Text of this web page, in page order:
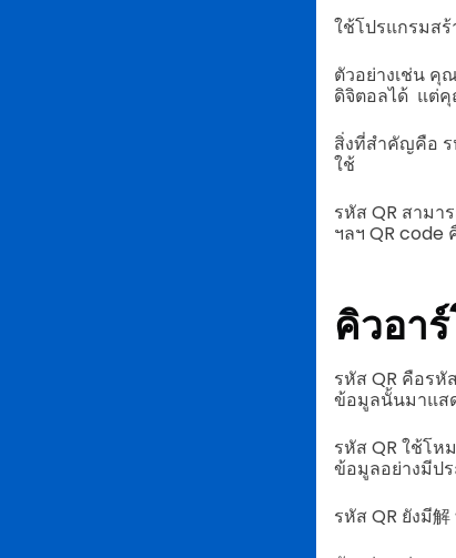
ใช้โปรแกรมส
ตัวอย่างเช่น คุ
ดิจิตอลได้ แต่คุ
สิ่งที่สำคัญคือ
ใช้
รหัส QR สาม
ฯลฯ QR code
คิวอา
รหัส QR คือรหั
ข้อมูลนั้นมาแส
รหัส QR ใช้โห
ข้อมูลอย่างมีป
รหัส QR ยังมี